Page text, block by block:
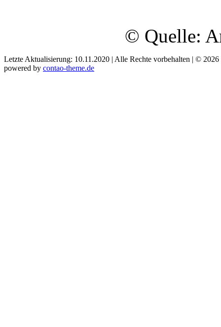
© Quelle:
Letzte Aktualisierung: 10.11.2020 | Alle Rechte vorbehalten | © 2026
powered by contao-theme.de